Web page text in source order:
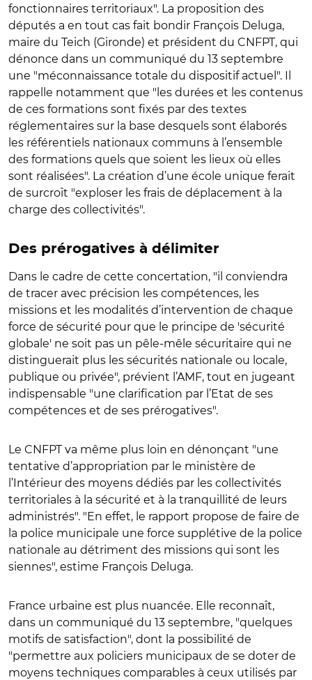
fonctionnaires territoriaux". La proposition des
députés a en tout cas fait bondir François Deluga,
maire du Teich (Gironde) et président du CNFPT, qui
dénonce dans un communiqué du 13 septembre
une "méconnaissance totale du dispositif actuel". Il
rappelle notamment que "les durées et les contenus
de ces formations sont fixés par des textes
réglementaires sur la base desquels sont élaborés
les référentiels nationaux communs à l’ensemble
des formations quels que soient les lieux où elles
sont réalisées". La création d’une école unique ferait
de surcroît "exploser les frais de déplacement à la
charge des collectivités".
Des prérogatives à délimiter
Dans le cadre de cette concertation, "il conviendra
de tracer avec précision les compétences, les
missions et les modalités d’intervention de chaque
force de sécurité pour que le principe de 'sécurité
globale' ne soit pas un pêle-mêle sécuritaire qui ne
distinguerait plus les sécurités nationale ou locale,
publique ou privée", prévient l’AMF, tout en jugeant
indispensable "une clarification par l’Etat de ses
compétences et de ses prérogatives".
Le CNFPT va même plus loin en dénonçant "une
tentative d’appropriation par le ministère de
l’Intérieur des moyens dédiés par les collectivités
territoriales à la sécurité et à la tranquillité de leurs
administrés". "En effet, le rapport propose de faire de
la police municipale une force supplétive de la police
nationale au détriment des missions qui sont les
siennes", estime François Deluga.
France urbaine est plus nuancée. Elle reconnaît,
dans un communiqué du 13 septembre, "quelques
motifs de satisfaction", dont la possibilité de
"permettre aux policiers municipaux de se doter de
moyens techniques comparables à ceux utilisés par